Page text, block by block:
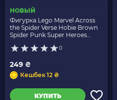
НОВЫЙ
Фигурка Lego Marvel Across
the Spider Verse Hobie Brown
Spider Punk Super Heroes
0
249 ₴
Кешбек 12 ₴
КУПИТЬ